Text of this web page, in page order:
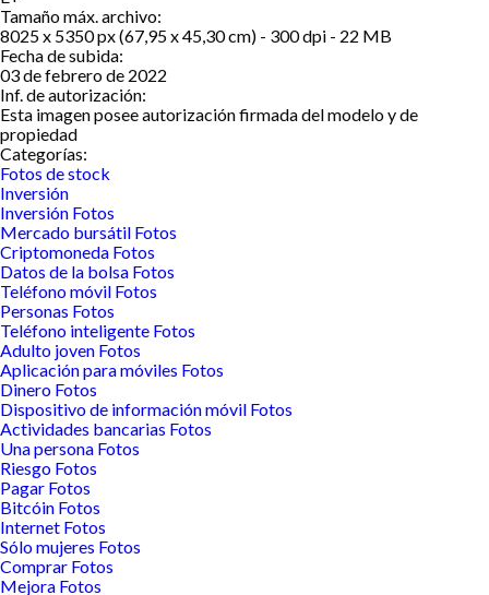
Tamaño máx. archivo:
8025 x 5350 px (67,95 x 45,30 cm) - 300 dpi - 22 MB
Fecha de subida:
03 de febrero de 2022
Inf. de autorización:
Esta imagen posee autorización firmada del modelo y de
propiedad
Categorías:
Fotos de stock
Inversión
Inversión Fotos
Mercado bursátil Fotos
Criptomoneda Fotos
Datos de la bolsa Fotos
Teléfono móvil Fotos
Personas Fotos
Teléfono inteligente Fotos
Adulto joven Fotos
Aplicación para móviles Fotos
Dinero Fotos
Dispositivo de información móvil Fotos
Actividades bancarias Fotos
Una persona Fotos
Riesgo Fotos
Pagar Fotos
Bitcóin Fotos
Internet Fotos
Sólo mujeres Fotos
Comprar Fotos
Mejora Fotos